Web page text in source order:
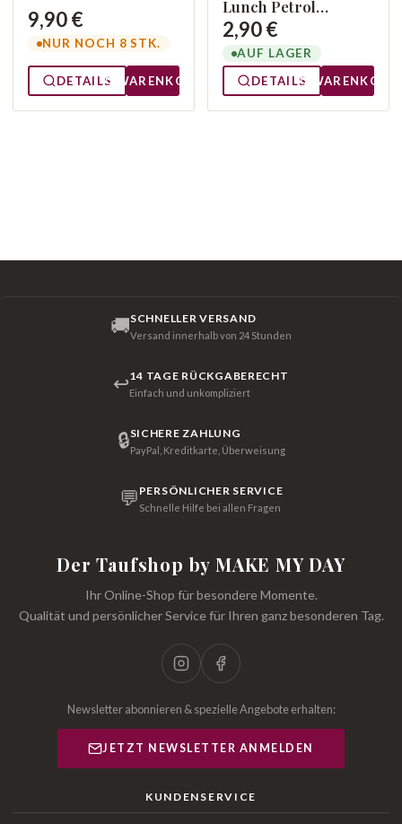
9,90 €
NUR NOCH 8 STK.
DETAILS WARENKORB
Lunch Petrol
13307906
2,90 €
AUF LAGER
DETAILS
WARENKORB
🚚SCHNELLER VERSAND
Versand innerhalb von 24 Stunden
↩14 TAGE RÜCKGABERECHT
Einfach und unkompliziert
🔒SICHERE ZAHLUNG
PayPal, Kreditkarte, Überweisung
💬 PERSÖNLICHER SERVICE
Schnelle Hilfe bei allen Fragen
Der Taufshop by MAKE MY DAY
Ihr Online-Shop für besondere Momente.
Qualität und persönlicher Service für Ihren ganz besonderen Tag.
Newsletter abonnieren & spezielle Angebote erhalten:
JETZT NEWSLETTER ANMELDEN
KUNDENSERVICE